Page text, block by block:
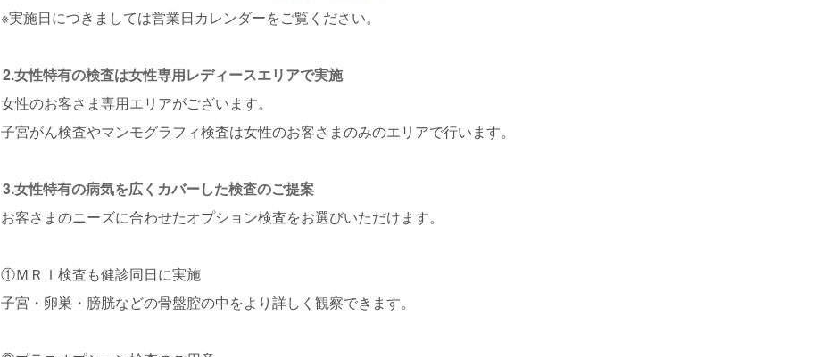
※実施日につきましては営業日カレンダーをご覧ください。
2.女性特有の検査は女性専用レディースエリアで実施
女性のお客さま専用エリアがございます。
子宮がん検査やマンモグラフィ検査は女性のお客さまのみのエリアで行います。
3.女性特有の病気を広くカバーした検査のご提案
お客さまのニーズに合わせたオプション検査をお選びいただけます。
①ＭＲＩ検査も健診同日に実施
子宮・卵巣・膀胱などの骨盤腔の中をより詳しく観察できます。